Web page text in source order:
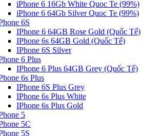
iPhone 6 16Gb White Quoc Te (99%)
iPhone 6 64Gb Silver Quoc Te (99%)
6S
IPhone 6 64GB Rose Gold (Quốc Tế)
IPhone 6s 64GB Gold (Quốc Tế)
IPhone 6S Silver
6 Plus
IPhone 6 Plus 64GB Grey (Quốc Tế)
6s Plus
IPhone 6S Plus Grey
IPhone 6s Plus White
IPhone 6s Plus Gold
5
5C
5S